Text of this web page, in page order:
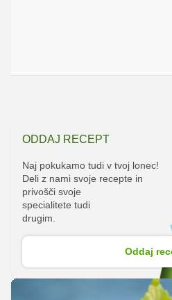
ODDAJ RECEPT
Naj pokukamo tudi v tvoj lonec!
Deli z nami svoje recepte in
privošči svoje
specialitete tudi
drugim.
Oddaj